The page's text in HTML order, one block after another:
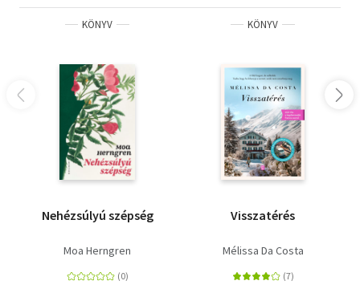
KÖNYV
Nehézsúlyú szépség
Moa Herngren
KÖNYV
Visszatérés
Mélissa Da Costa